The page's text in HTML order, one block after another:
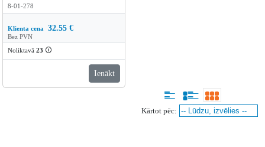
8-01-278
Klienta cena 32.55 €
Bez PVN
Noliktavā 23 🛈
Ienākt
Kārtot pēc: